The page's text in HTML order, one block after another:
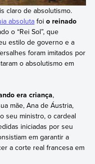
claro de absolutismo.
absolutafoi o reinado
o “Rei Sol”, que
estilo de governo e a
foram imitados por
o absolutismo em
era criança,
mãe, Ana de Áustria,
seu ministro, o cardeal
iniciadas por seu
em garantir a
a corte real francesa em